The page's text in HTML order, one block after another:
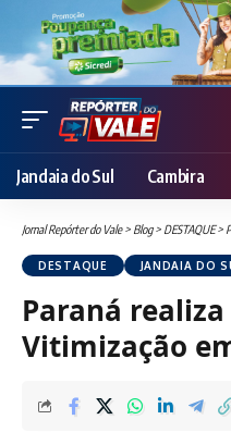
Jandaia do Sul Cambira
Jornal Repórter do Vale> Blog> DESTAQUE>
DESTAQUE JANDAIA DO
Paraná
Vitimização